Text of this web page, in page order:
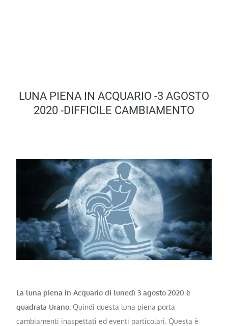
LUNA PIENA IN ACQUARIO -3 AGOSTO
2020 -DIFFICILE CAMBIAMENTO
La luna piena in Acquario di lunedì 3 agosto 2020 è
quadrata Urano.Quindi questa luna piena porta
cambiamenti inaspettati ed eventi particolari. Questa è